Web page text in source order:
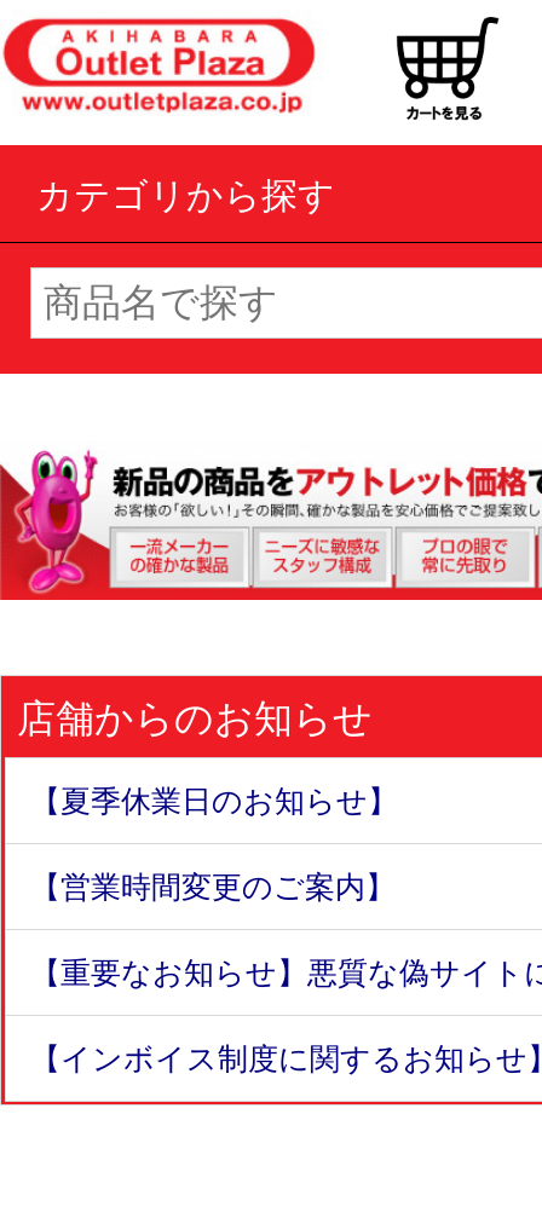
カテゴリから探す
店舗からのお知らせ
【夏季休業日のお知らせ】
【営業時間変更のご案内】
【重要なお知らせ】悪質な偽サイト
【インボイス制度に関するお知らせ